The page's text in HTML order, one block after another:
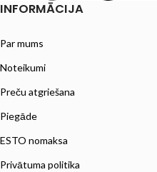
INFORMĀCIJA
Par mums
Noteikumi
Preču atgriešana
Piegāde
ESTO nomaksa
Privātuma politika